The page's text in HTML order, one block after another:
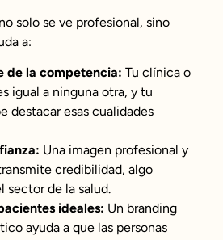
solo se ve profesional, sino
a:
de la competencia: Tu clínica o
igual a ninguna otra, y tu
destacar esas cualidades
Una imagen profesional y
credibilidad, algo
sector de la salud.
ideales: Un branding
ayuda a que las personas